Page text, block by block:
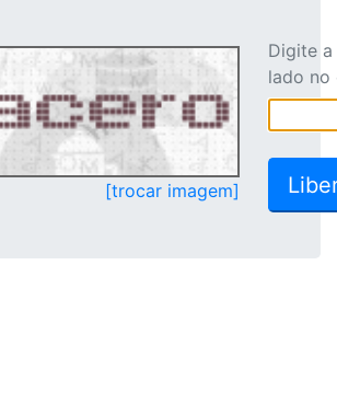
[trocar imagem]
Digite
lado no